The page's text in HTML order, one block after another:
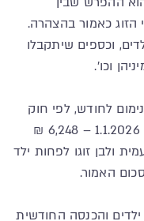
הזוג כאמור בהצהרה.
וכספים שיתקבלו
וכו'.
לחודש, לפי חוק
שכר מינימום, התשמ"ז-1987 (נכון ליום 1.1.2026 – 6,248 ₪
ולבן זוגו לפחות ילד
והכנסה החודשית